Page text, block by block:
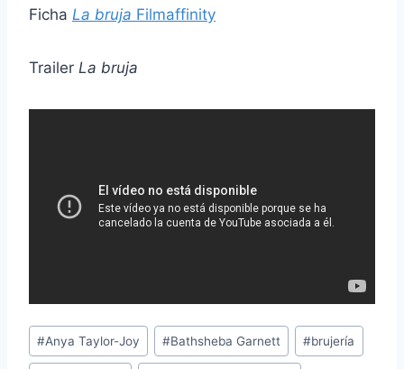
Ficha La bruja Filmaffinity
Trailer La bruja
Etiquetas
de
#Anya Taylor-Joy #Bathsheba Garnett #brujería